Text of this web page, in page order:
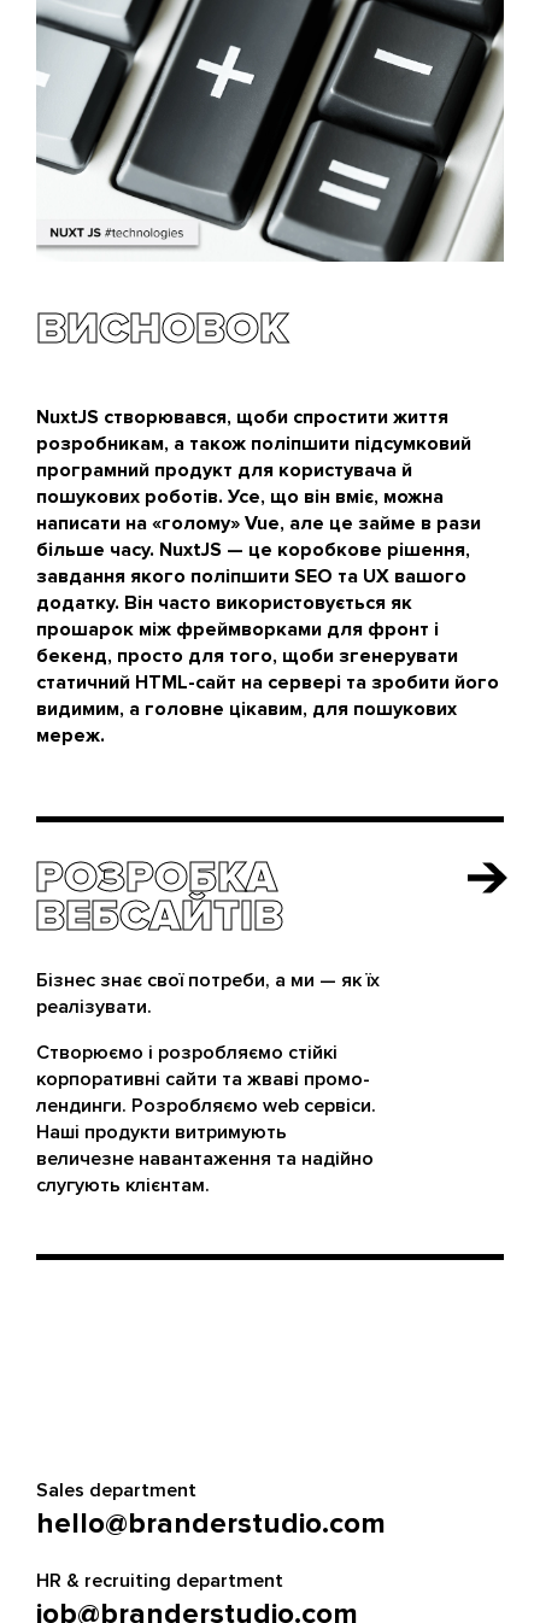
ВИСНОВОК
NuxtJS створювався, щоби спростити життя
розробникам, а також поліпшити підсумковий
програмний продукт для користувача й
пошукових роботів. Усе, що він вміє, можна
написати на «голому» Vue, але це займе в рази
більше часу. NuxtJS — це коробкове рішення,
завдання якого поліпшити SEO та UX вашого
додатку. Він часто використовується як
прошарок між фреймворками для фронт і
бекенд, просто для того, щоби згенерувати
статичний HTML-сайт на сервері та зробити його
видимим, а головне цікавим, для пошукових
мереж.
РОЗРОБКА
ВЕБСАЙТІВ
РОЗРОБКА
ВЕБСАЙТІВ
Бізнес знає свої потреби, а ми — як їх
реалізувати.
Створюємо і розробляємо стійкі
корпоративні сайти та жваві промо-
лендинги. Розробляємо web сервіси.
Наші продукти витримують
величезне навантаження та надійно
слугують клієнтам.
Sales department
hello@branderstudio.com
HR & recruiting department
job@branderstudio.com